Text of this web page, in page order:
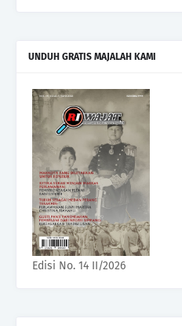
UNDUH GRATIS MAJALAH KAMI
Edisi No. 14 II/2026